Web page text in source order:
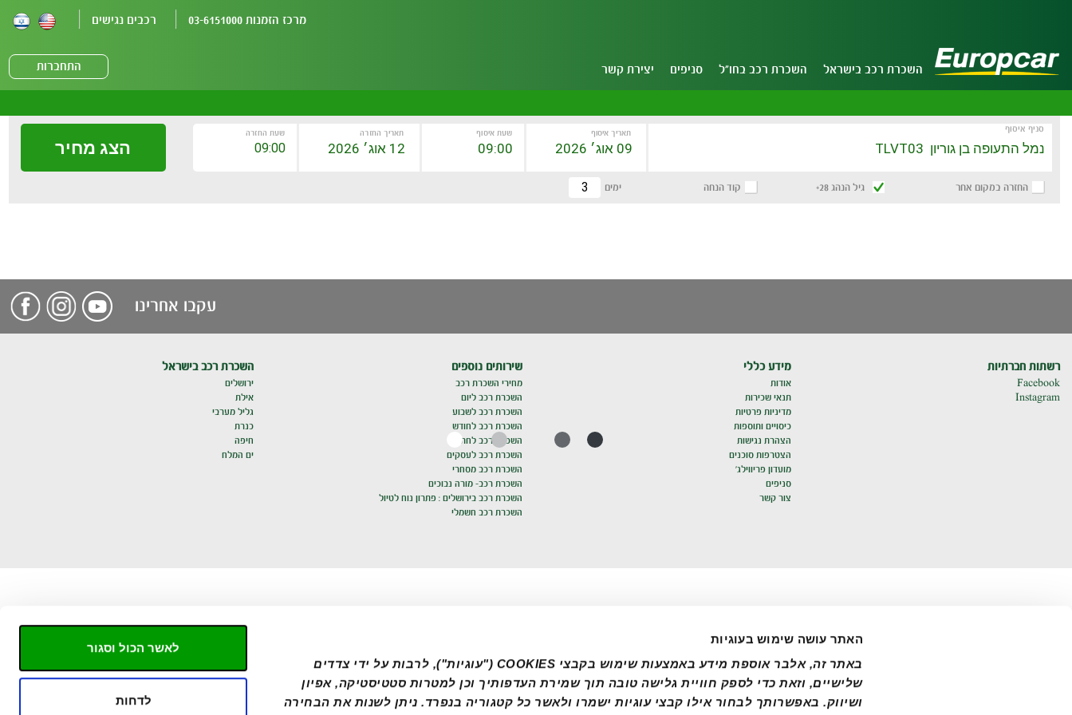
האתר עושה שימוש בעוגיות
באתר זה, אלבר אוספת מידע באמצעות שימוש בקבצי COOKIES ("עוגיות"), לרבות על ידי צדדים
שלישיים, וזאת כדי לספק חוויית גלישה טובה תוך שמירת העדפותיך וכן למטרות סטטיסטיקה, אפיון
לאשר הכול וסגור
לדחות
מרכז הזמנות 03-6151000 רכבים נגישים
השכרת רכב בישראל השכרת רכב בחו"ל סניפים יצירת קשר התחברות
סניף איסוף תאריך איסוף שעת איסוף תאריך החזרה שעת החזרה
החזרה במקום אחר גיל הנהג 28+ קוד הנחה ימים
הצג מחיר
עקבו אחרינו
רשתות חברתיות
Facebook
Instagram
מידע כללי
אודות
תנאי שכירות
מדיניות פרטיות
כיסויים ותוספות
הצהרת נגישות
הצטרפות סוכנים
מועדון פריווילג'
סניפים
צור קשר
שירותים נוספים
מחירי השכרת רכב
השכרת רכב ליום
השכרת רכב לשבוע
השכרת רכב לחודש
השכרת רכב לחתונה
השכרת רכב לעסקים
השכרת רכב מסחרי
השכרת רכב- מורה נבוכים
השכרת רכב בירושלים : פתרון נוח לטיול
השכרת רכב חשמלי
השכרת רכב בישראל
ירושלים
אילת
גליל מערבי
כנרת
חיפה
ים המלח